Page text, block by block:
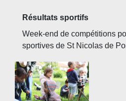
Résultats sportifs
Week-end de compétitions
sportives de St Nicolas de